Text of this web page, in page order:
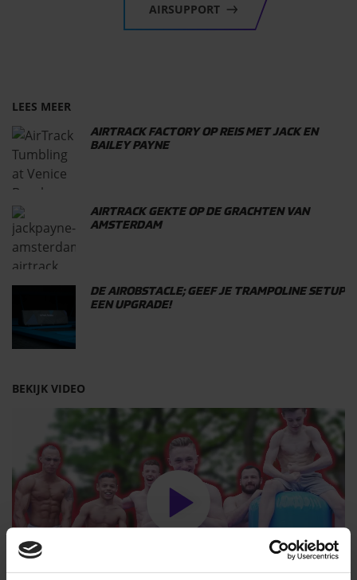
AIRSUPPORT
LEES MEER
AIRTRACK FACTORY OP REIS MET JACK EN
BAILEY PAYNE
AIRTRACK GEKTE OP DE GRACHTEN VAN
AMSTERDAM
DE AIROBSTACLE; GEEF JE TRAMPOLINE SETUP
EEN UPGRADE!
BEKIJK VIDEO